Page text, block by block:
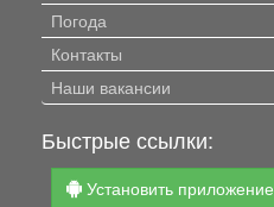
Погода
Контакты
Наши вакансии
Быстрые ссылки:
Установить приложение